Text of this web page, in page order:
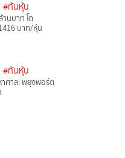
#ทันหุ้น
านบาท โต
บาท/หุ้น
#ทันหุ้น
าศาล! พยุงพอร์ต